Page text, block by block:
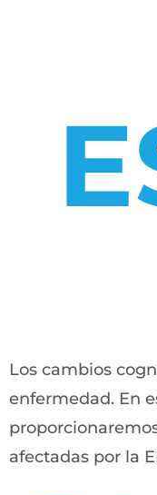
Los cambios
enfermedad. En
afectadas por la